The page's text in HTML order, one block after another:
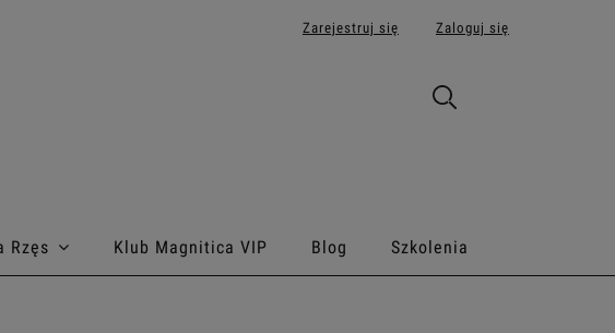
Zarejestruj się Zaloguj się
Rzęs Klub Magnitica VIP Blog Szkolenia